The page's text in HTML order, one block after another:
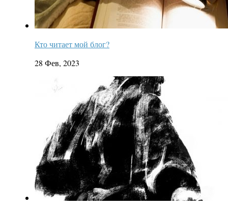
Кто читает мой блог?
28 Фев, 2023